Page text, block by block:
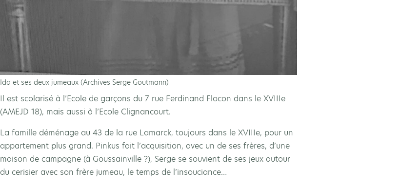
Ida et ses deux jumeaux (Archives Serge Goutmann)
Il est scolarisé à l’Ecole de garçons du 7 rue Ferdinand Flocon dans le XVIIIe
(AMEJD 18), mais aussi à l’Ecole Clignancourt.
La famille déménage au 43 de la rue Lamarck, toujours dans le XVIIIe, pour un
appartement plus grand. Pinkus fait l’acquisition, avec un de ses frères, d’une
maison de campagne (à Goussainville ?), Serge se souvient de ses jeux autour
du cerisier avec son frère jumeau, le temps de l’insouciance…